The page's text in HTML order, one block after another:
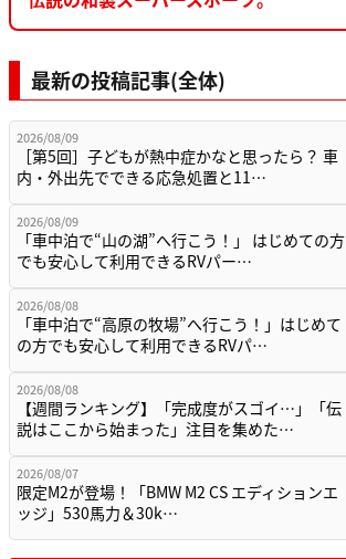
最新の投稿記事(全体)
2026/08/09
［第5回］子どもが熱中症かなと思ったら？ 車
内・外出先でできる応急処置と11…
2026/08/09
「車中泊で“山の湖”へ行こう！」 はじめての方
でも安心して利用できるRVパー…
2026/08/08
「車中泊で“高原の牧場”へ行こう！」はじめて
の方でも安心して利用できるRVパ…
2026/08/08
【週間ランキング】「完成度がスゴイ…」「伝
説はここから始まった」注目を集めた…
2026/08/07
限定M2が登場！「BMW M2 CS エディションエ
ッジ」530馬力＆30k…